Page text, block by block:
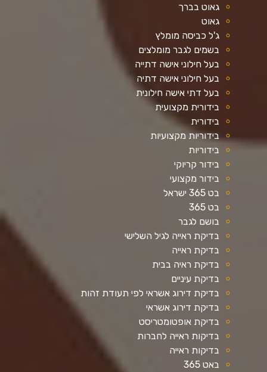
גאוט בברך
גאוט
ג'ל כביסה מומלץ
בשמים לגבר מומלצים
בעל חילוני אישה דתייה
בעל חילוני אישה דתיה
בעל דתי אישה חילונית
בידורית מקצועית
בידורית
בידוריות מקצועיות
בידוריות
בידור קריוקי
בידור מקצועי
בט 365 ישראל
בט 365
בושם לגבר
בדיקת ראייה לגיל השלישי
בדיקת ראייה
בדיקת ראיה בבית
בדיקת עיניים
בדיקת דירוג אשראי לפי תעודת זהות
בדיקת דירוג אשראי
בדיקת אופטומטריסט
בדיקות ראייה לחברות
בדיקות ראייה
באט 365